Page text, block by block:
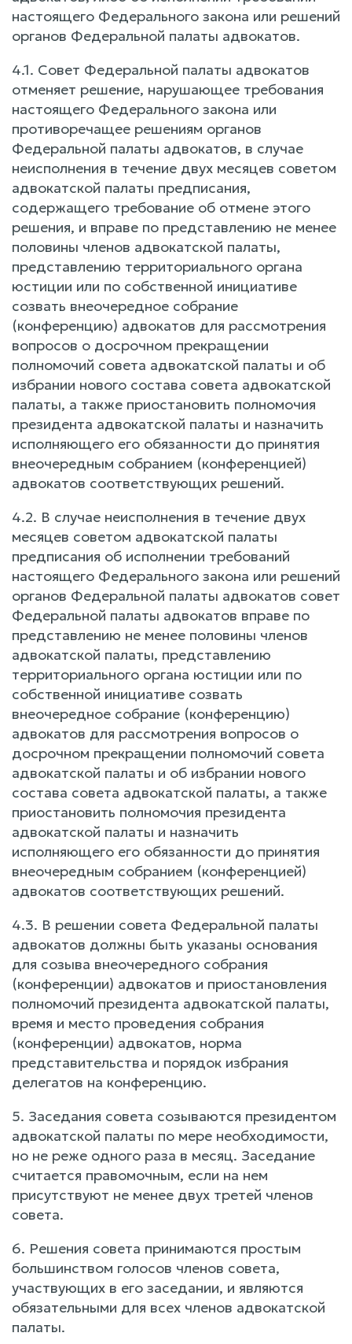
настоящего Федерального закона или решений
органов Федеральной палаты адвокатов.
4.1. Совет Федеральной палаты адвокатов
отменяет решение, нарушающее требования
настоящего Федерального закона или
противоречащее решениям органов
Федеральной палаты адвокатов, в случае
неисполнения в течение двух месяцев советом
адвокатской палаты предписания,
содержащего требование об отмене этого
решения, и вправе по представлению не менее
половины членов адвокатской палаты,
представлению территориального органа
юстиции или по собственной инициативе
созвать внеочередное собрание
(конференцию) адвокатов для рассмотрения
вопросов о досрочном прекращении
полномочий совета адвокатской палаты и об
избрании нового состава совета адвокатской
палаты, а также приостановить полномочия
президента адвокатской палаты и назначить
исполняющего его обязанности до принятия
внеочередным собранием (конференцией)
адвокатов соответствующих решений.
4.2. В случае неисполнения в течение двух
месяцев советом адвокатской палаты
предписания об исполнении требований
настоящего Федерального закона или решений
органов Федеральной палаты адвокатов совет
Федеральной палаты адвокатов вправе по
представлению не менее половины членов
адвокатской палаты, представлению
территориального органа юстиции или по
собственной инициативе созвать
внеочередное собрание (конференцию)
адвокатов для рассмотрения вопросов о
досрочном прекращении полномочий совета
адвокатской палаты и об избрании нового
состава совета адвокатской палаты, а также
приостановить полномочия президента
адвокатской палаты и назначить
исполняющего его обязанности до принятия
внеочередным собранием (конференцией)
адвокатов соответствующих решений.
4.3. В решении совета Федеральной палаты
адвокатов должны быть указаны основания
для созыва внеочередного собрания
(конференции) адвокатов и приостановления
полномочий президента адвокатской палаты,
время и место проведения собрания
(конференции) адвокатов, норма
представительства и порядок избрания
делегатов на конференцию.
5. Заседания совета созываются президентом
адвокатской палаты по мере необходимости,
но не реже одного раза в месяц. Заседание
считается правомочным, если на нем
присутствуют не менее двух третей членов
совета.
6. Решения совета принимаются простым
большинством голосов членов совета,
участвующих в его заседании, и являются
обязательными для всех членов адвокатской
палаты.